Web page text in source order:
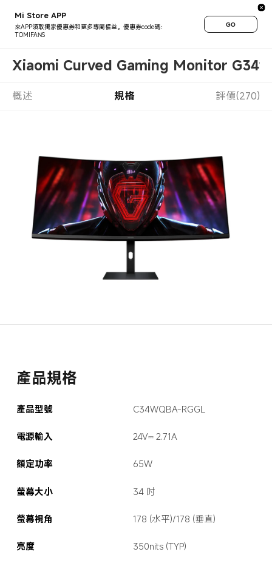
Mi Store APP
來APP領取獨家優惠券和更多專屬權益。優惠券code碼：
TOMIFANS
GO
Xiaomi Curved Gaming Monitor
概述 規格 評價(270)
產品規格
產品型號 C34WQBA-RGGL
電源輸入 24V⎓ 2.71A
額定功率 65W
螢幕大小 34 吋
螢幕視角 178 (水平)/178 (垂直)
亮度 350nits (TYP)